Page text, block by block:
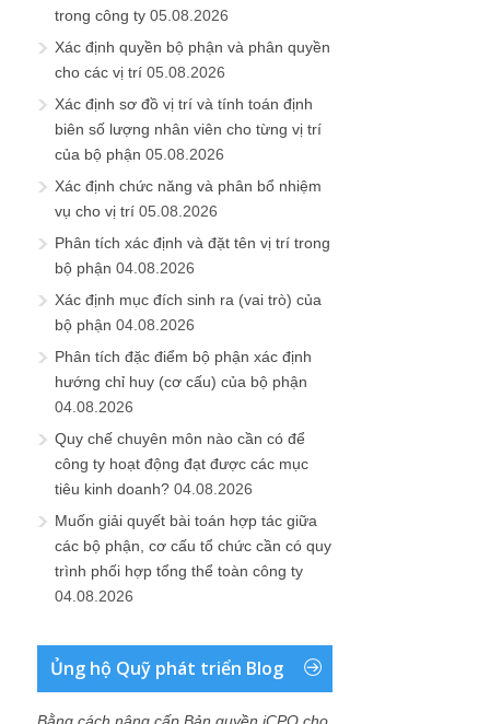
trong công ty 05.08.2026
Xác định quyền bộ phận và phân quyền
cho các vị trí 05.08.2026
Xác định sơ đồ vị trí và tính toán định
biên số lượng nhân viên cho từng vị trí
của bộ phận 05.08.2026
Xác định chức năng và phân bổ nhiệm
vụ cho vị trí 05.08.2026
Phân tích xác định và đặt tên vị trí trong
bộ phận 04.08.2026
Xác định mục đích sinh ra (vai trò) của
bộ phận 04.08.2026
Phân tích đặc điểm bộ phận xác định
hướng chỉ huy (cơ cấu) của bộ phận
04.08.2026
Quy chế chuyên môn nào cần có để
công ty hoạt động đạt được các mục
tiêu kinh doanh? 04.08.2026
Muốn giải quyết bài toán hợp tác giữa
các bộ phận, cơ cấu tổ chức cần có quy
trình phối hợp tổng thể toàn công ty
04.08.2026
Ủng hộ Quỹ phát triển Blog
Bằng cách nâng cấp Bản quyền iCPO cho